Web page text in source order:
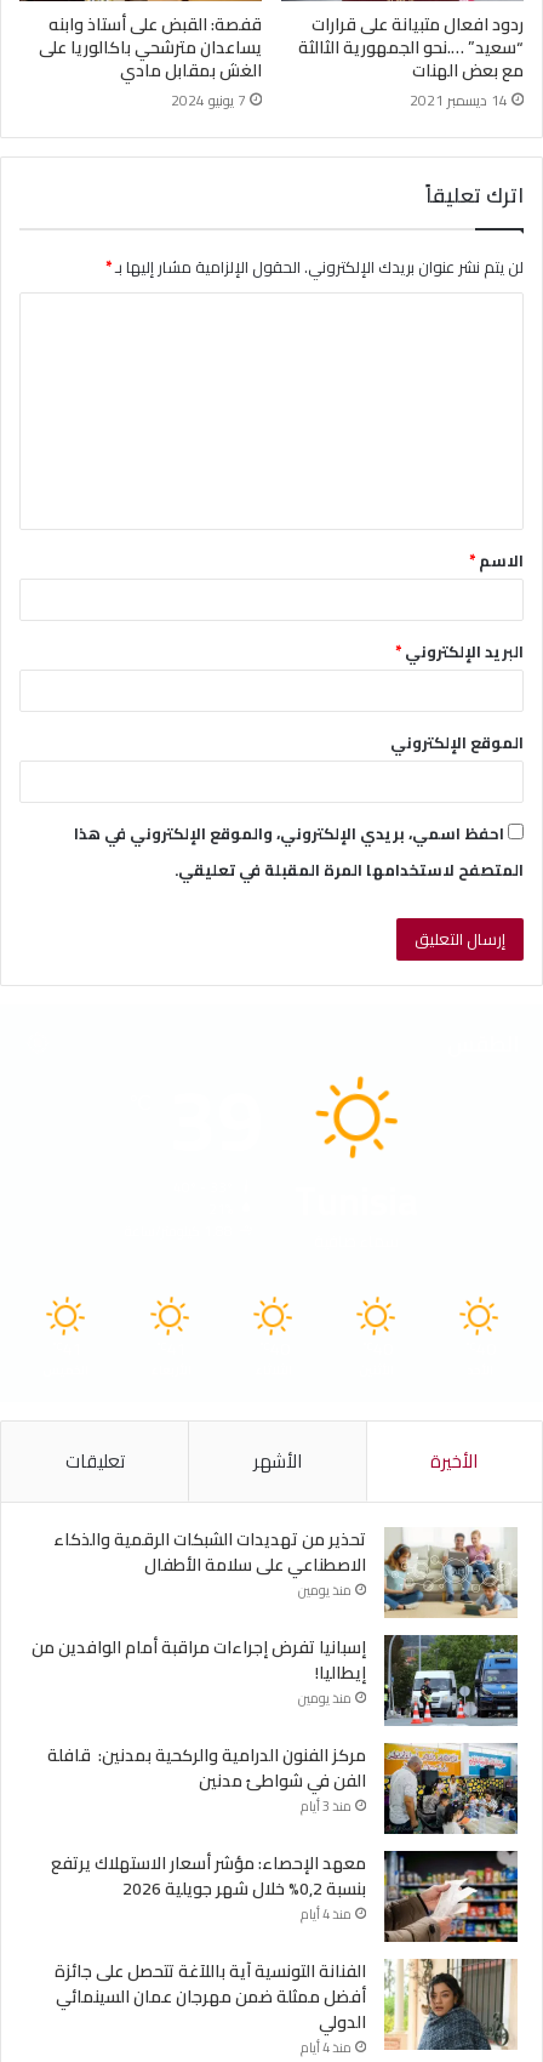
ردود افعال متبيانة على قرارات
“سعيد” ….نحو الجمهورية الثالثة
مع بعض الهنات
14 ديسمبر 2021
قفصة: القبض على أستاذ وابنه
يساعدان مترشحي باكالوريا على
الغش بمقابل مادي
7 يونيو 2024
اترك تعليقاً
لن يتم نشر عنوان بريدك الإلكتروني.الحقول الإلزامية مشار إليها بـ*
ق
*الاسم*
البريد الإلكتروني*
الموقع الإلكتروني
احفظ اسمي، بريدي الإلكتروني، والموقع الإلكتروني في هذا
المتصفح لاستخدامها المرة المقبلة في تعليقي.
الأخيرة الأشهر تعليقات
تحذير من تهديدات الشبكات الرقمية والذكاء
الاصطناعي على سلامة الأطفال
منذ يومين
إسبانيا تفرض إجراءات مراقبة أمام الوافدين من
إيطاليا!
منذ يومين
مركز الفنون الدرامية والركحية بمدنين: قافلة
الفن في شواطئ مدنين
منذ 3 أيام
معهد الإحصاء: مؤشر أسعار الاستهلاك يرتفع
بنسبة 0,2% خلال شهر جويلية 2026
منذ 4 أيام
الفنانة التونسية آية باللآغة تتحصل على جائزة
أفضل ممثلة ضمن مهرجان عمان السينمائي
الدولي
منذ 4 أيام